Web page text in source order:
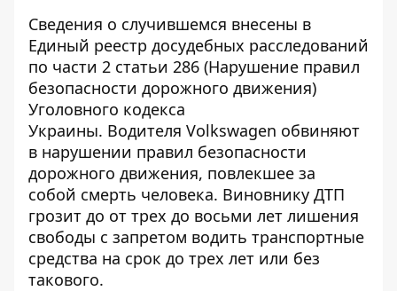
Сведения о случившемся внесены в
Единый реестр досудебных расследований
по части 2 статьи 286 (Нарушение правил
безопасности дорожного движения)
Уголовного кодекса
Украины. Водителя Volkswagen обвиняют
в нарушении правил безопасности
дорожного движения, повлекшее за
собой смерть человека. Виновнику ДТП
грозит до от трех до восьми лет лишения
свободы с запретом водить транспортные
средства на срок до трех лет или без
такового.